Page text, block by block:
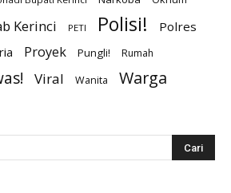
Kerinci PETI Polisi!
Polres
Proyek Pungli! Rumah
Viral Wanita Warga